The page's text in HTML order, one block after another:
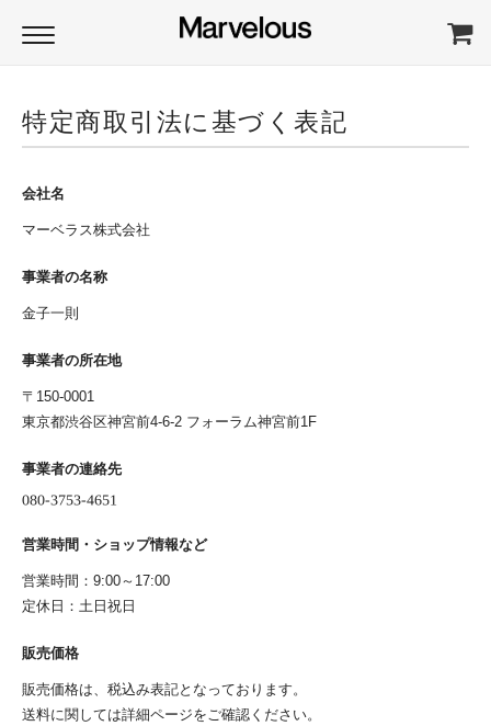
特定商取引法に基づく表記
会社名
マーベラス株式会社
事業者の名称
金子一則
事業者の所在地
〒150-0001
東京都渋谷区神宮前4-6-2 フォーラム神宮前1F
事業者の連絡先
営業時間・ショップ情報など
営業時間：9:00～17:00
定休日：土日祝日
販売価格
販売価格は、税込み表記となっております。
送料に関しては詳細ページをご確認ください。